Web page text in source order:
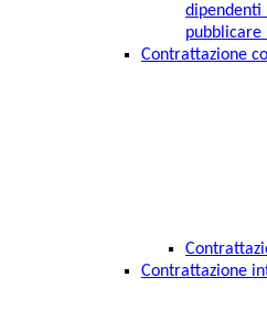
dipendenti
pubblicare
Contrattazione
Contrattazione